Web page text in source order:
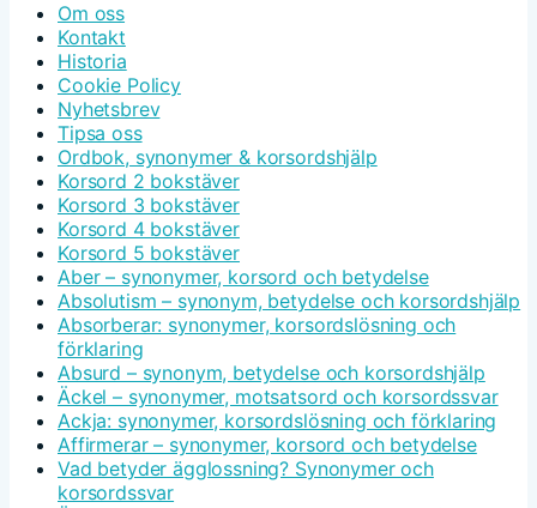
Om oss
Kontakt
Historia
Cookie Policy
Nyhetsbrev
Tipsa oss
Ordbok, synonymer & korsordshjälp
Korsord 2 bokstäver
Korsord 3 bokstäver
Korsord 4 bokstäver
Korsord 5 bokstäver
Aber – synonymer, korsord och betydelse
Absolutism – synonym, betydelse och korsordshjälp
Absorberar: synonymer, korsordslösning och
förklaring
Absurd – synonym, betydelse och korsordshjälp
Äckel – synonymer, motsatsord och korsordssvar
Ackja: synonymer, korsordslösning och förklaring
Affirmerar – synonymer, korsord och betydelse
Vad betyder ägglossning? Synonymer och
korsordssvar